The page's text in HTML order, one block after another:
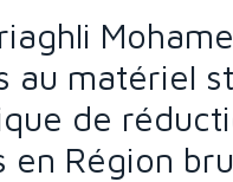
au matériel
de
en Région